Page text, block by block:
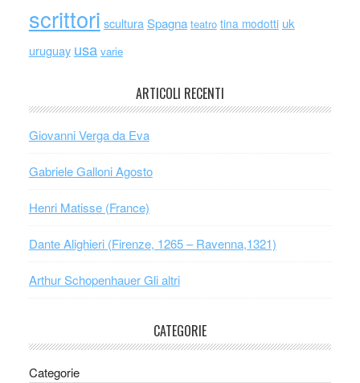
scrittori scultura Spagna teatro tina modotti uk
uruguay usa varie
ARTICOLI RECENTI
Giovanni Verga da Eva
Gabriele Galloni Agosto
Henri Matisse (France)
Dante Alighieri (Firenze, 1265 – Ravenna,1321)
Arthur Schopenhauer Gli altri
CATEGORIE
Categorie